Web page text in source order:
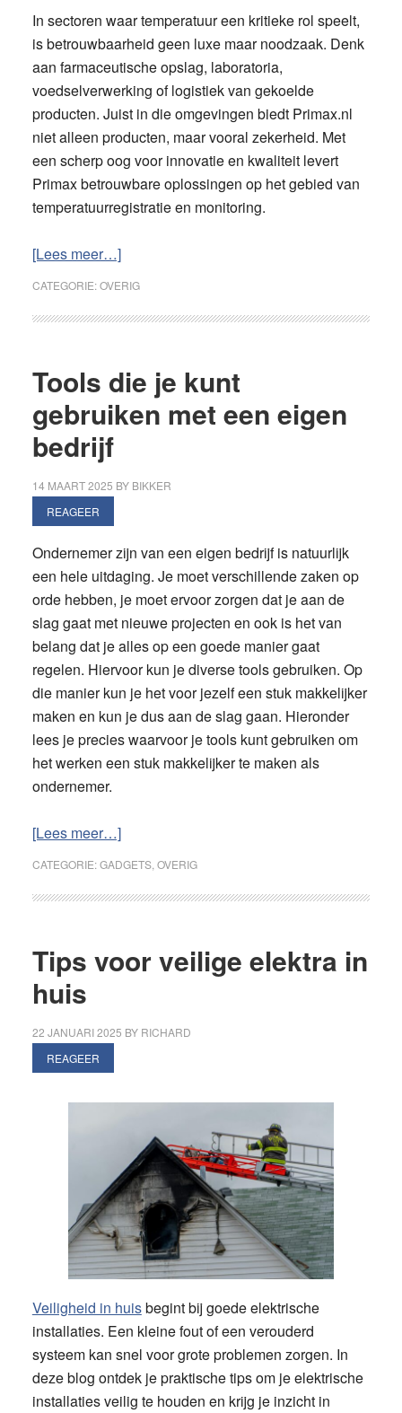
In sectoren waar temperatuur een kritieke rol speelt,
is betrouwbaarheid geen luxe maar noodzaak. Denk
aan farmaceutische opslag, laboratoria,
voedselverwerking of logistiek van gekoelde
producten. Juist in die omgevingen biedt Primax.nl
niet alleen producten, maar vooral zekerheid. Met
een scherp oog voor innovatie en kwaliteit levert
Primax betrouwbare oplossingen op het gebied van
temperatuurregistratie en monitoring.
[Lees meer…]overPrimax.nl
monitoring
slimme
oplossingen
voor
CATEGORIE:OVERIG
Tools die je kunt
gebruiken met een eigen
bedrijf
14 MAART 2025 BY BIKKER
REAGEER
Ondernemer zijn van een eigen bedrijf is natuurlijk
een hele uitdaging. Je moet verschillende zaken op
orde hebben, je moet ervoor zorgen dat je aan de
slag gaat met nieuwe projecten en ook is het van
belang dat je alles op een goede manier gaat
regelen. Hiervoor kun je diverse tools gebruiken. Op
die manier kun je het voor jezelf een stuk makkelijker
maken en kun je dus aan de slag gaan. Hieronder
lees je precies waarvoor je tools kunt gebruiken om
het werken een stuk makkelijker te maken als
ondernemer.
[Lees meer…]overTools
kunt
een
CATEGORIE:GADGETS, OVERIG
Tips voor veilige elektra in
huis
22 JANUARI 2025 BY RICHARD
REAGEER
Veiligheid in huisbegint bij goede elektrische
installaties. Een kleine fout of een verouderd
systeem kan snel voor grote problemen zorgen. In
deze blog ontdek je praktische tips om je elektrische
installaties veilig te houden en krijg je inzicht in